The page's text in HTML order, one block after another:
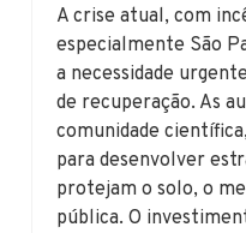
A crise atual, com
especialmente São
a necessidade
de recuperação. As
comunidade
para desenvolver
protejam o solo, o
pública. O